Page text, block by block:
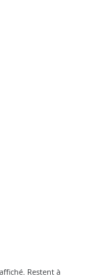
Restent à